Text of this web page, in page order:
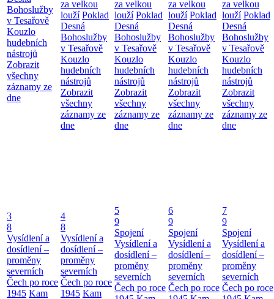
Bohoslužby
v Tesařově
Kouzlo
hudebních
nástrojů
Zobrazit
všechny
záznamy ze
dne
za velkou
louží Poklad
Desná
Bohoslužby
v Tesařově
Kouzlo
hudebních
nástrojů
Zobrazit
všechny
záznamy ze
dne
za velkou
louží Poklad
Desná
Bohoslužby
v Tesařově
Kouzlo
hudebních
nástrojů
Zobrazit
všechny
záznamy ze
dne
za velkou
louží Poklad
Desná
Bohoslužby
v Tesařově
Kouzlo
hudebních
nástrojů
Zobrazit
všechny
záznamy ze
dne
za velkou
louží Poklad
Desná
Bohoslužby
v Tesařově
Kouzlo
hudebních
nástrojů
Zobrazit
všechny
záznamy ze
dne
3
8
Vysídlení a
dosídlení –
proměny
severních
Čech po roce
1945 Kam
4
8
Vysídlení a
dosídlení –
proměny
severních
Čech po roce
1945 Kam
5
9
Spojení
Vysídlení a
dosídlení –
proměny
severních
Čech po roce
6
9
Spojení
Vysídlení a
dosídlení –
proměny
severních
Čech po roce
7
9
Spojení
Vysídlení a
dosídlení –
proměny
severních
Čech po roce